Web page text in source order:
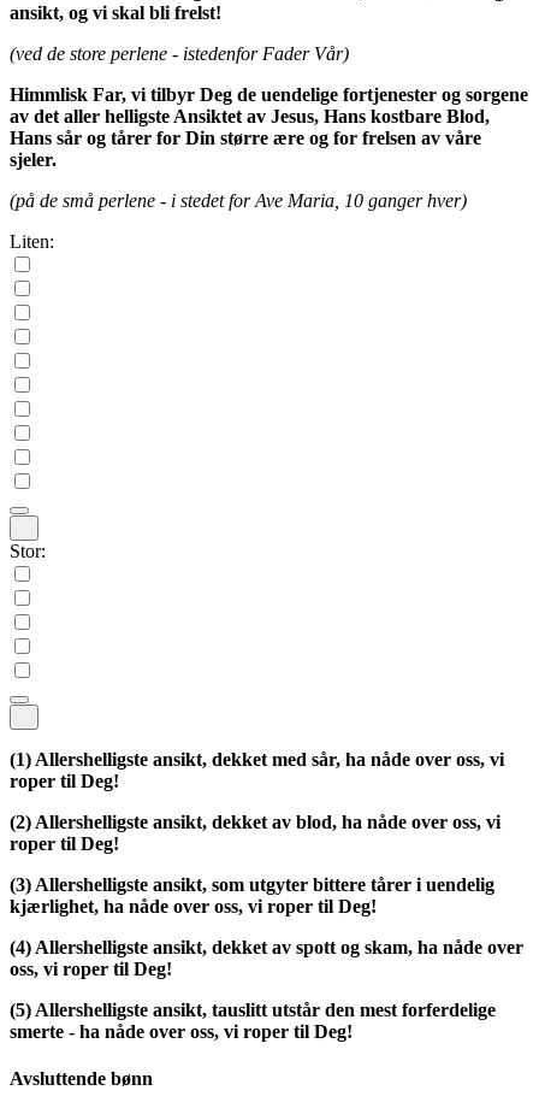
ansikt, og vi skal bli frelst!
(ved de store perlene - istedenfor Fader Vår)
Himmlisk Far, vi tilbyr Deg de uendelige fortjenester og sorgene
av det aller helligste Ansiktet av Jesus, Hans kostbare Blod,
Hans sår og tårer for Din større ære og for frelsen av våre
sjeler.
(på de små perlene - i stedet for Ave Maria, 10 ganger hver)
Liten:
Stor:
(1) Allershelligste ansikt, dekket med sår, ha nåde over oss, vi
roper til Deg!
(2) Allershelligste ansikt, dekket av blod, ha nåde over oss, vi
roper til Deg!
(3) Allershelligste ansikt, som utgyter bittere tårer i uendelig
kjærlighet, ha nåde over oss, vi roper til Deg!
(4) Allershelligste ansikt, dekket av spott og skam, ha nåde over
oss, vi roper til Deg!
(5) Allershelligste ansikt, tauslitt utstår den mest forferdelige
smerte - ha nåde over oss, vi roper til Deg!
Avsluttende bønn